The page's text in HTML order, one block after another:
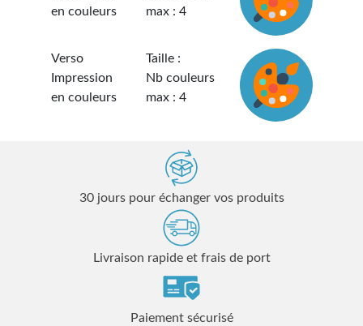
en couleurs
max : 4
Verso
Impression
en couleurs
Taille :
Nb couleurs
max : 4
30 jours pour échanger vos produits
Livraison rapide et frais de port
Paiement sécurisé